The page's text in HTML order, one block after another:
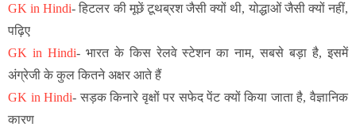
GK in Hindi- हिटलर की मूछें टूथब्रश जैसी क्यों थी, योद्धाओं जैसी क्यों नहीं,
पढ़िए
GK in Hindi- भारत के किस रेलवे स्टेशन का नाम, सबसे बड़ा है, इसमें
अंग्रेजी के कुल कितने अक्षर आते हैं
GK in Hindi- सड़क किनारे वृक्षों पर सफेद पेंट क्यों किया जाता है, वैज्ञानिक
कारण